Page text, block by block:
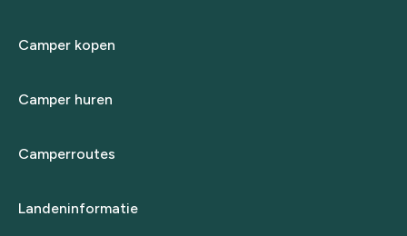
Camper kopen
Camper huren
Camperroutes
Landeninformatie